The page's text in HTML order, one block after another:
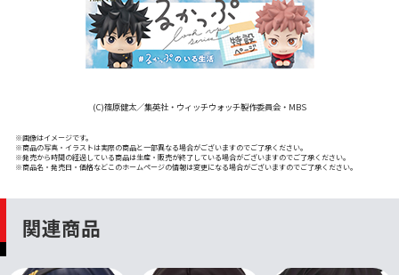
(C)篠原健太／集英社・ウィッチウォッチ製作委員会・MBS
※画像はイメージです。
※商品の写真・イラストは実際の商品と一部異なる場合がございますのでご了承ください。
※発売から時間の経過している商品は生産・販売が終了している場合がございますのでご了承ください。
※商品名・発売日・価格などこのホームページの情報は変更になる場合がございますのでご了承ください。
関連商品